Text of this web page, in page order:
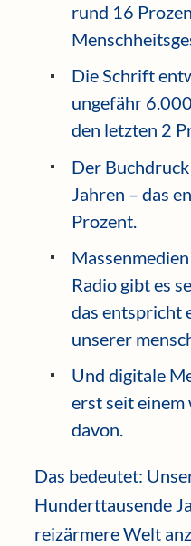
rund 16
Die Schrift
ungefähr
den letzten 2
Der
Jahren – das
Prozent.
Radio gibt es
das entspricht
unserer
Und digitale
erst seit
davon.
Das bedeutet:
Hunderttausende
reizärmere Welt